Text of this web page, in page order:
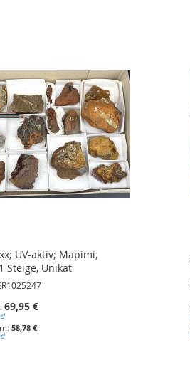
UV-aktiv; Mapimi,
Steige, Unikat
69,95 €
58,78 €